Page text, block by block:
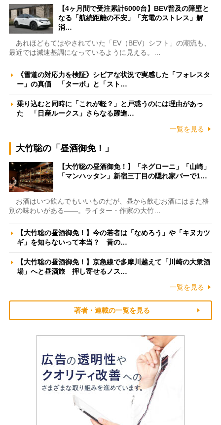
【4ヶ月間で受注累計6000台】BEV普及の障壁と
なる「航続距離の不安」「充電のストレス」解
消…
あれほどもてはやされていた「EV（BEV）シフト」の潮流も、
最近では減速基調になっているように見える。…
《雪道の対応力を検証》シビアな状況で実感した「フォレスタ
ー」の真価 「ターボ」と「スト…
乗り込むと同時に「これが軽？」と戸惑うのには理由があっ
た 「日産ルークス」さらなる躍進…
一覧を見る
大竹聡の「昼酒御免！」
【大竹聡の昼酒御免！】「ネグローニ」「山崎」
「マンハッタン」新宿三丁目の隠れ家バーで1…
お酒はいつ飲んでもいいものだが、昼から飲むお酒にはまた格
別の味わいがある――。ライター・作家の大竹…
【大竹聡の昼酒御免！】今の若者は「なめろう」や「キヌカツ
ギ」を知らないって本当？ 昔の…
【大竹聡の昼酒御免！】京急線で多摩川越えて「川崎の大衆酒
場」へと昼酒旅 押し寄せるノス…
一覧を見る
著者・連載の一覧を見る